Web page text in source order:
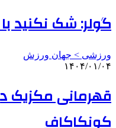
گولر: شک نکنید
ورزشی > جهان ورزش
۱۴۰۴/۰۱/۰۴
قهرمانی مکزیک
کونکاکاف